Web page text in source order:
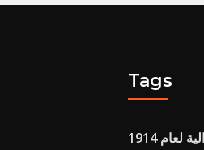
Tags
إعلان قانون لجنة التجارة الفيدرالية لعام 1914